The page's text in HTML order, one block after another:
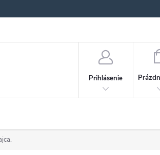
Prihlásenie